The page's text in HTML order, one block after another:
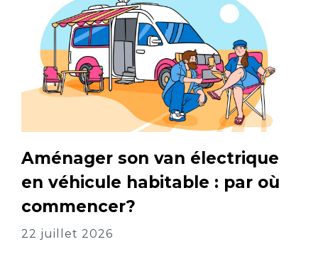
Aménager son van électrique
en véhicule habitable : par où
commencer?
22 juillet 2026